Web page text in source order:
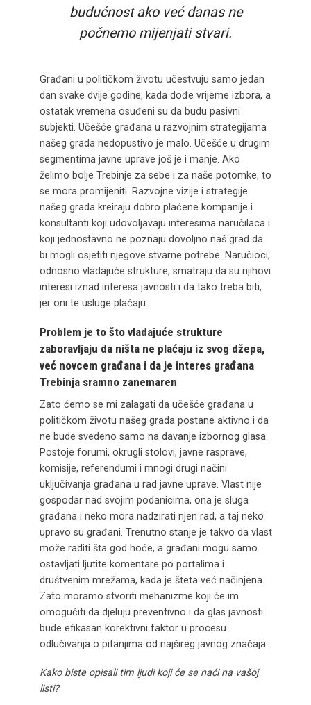
budućnost ako već danas ne
počnemo mijenjati stvari.
Građani u političkom životu učestvuju samo jedan
dan svake dvije godine, kada dođe vrijeme izbora, a
ostatak vremena osuđeni su da budu pasivni
subjekti. Učešće građana u razvojnim strategijama
našeg grada nedopustivo je malo. Učešće u drugim
segmentima javne uprave još je i manje. Ako
želimo bolje Trebinje za sebe i za naše potomke, to
se mora promijeniti. Razvojne vizije i strategije
našeg grada kreiraju dobro plaćene kompanije i
konsultanti koji udovoljavaju interesima naručilaca i
koji jednostavno ne poznaju dovoljno naš grad da
bi mogli osjetiti njegove stvarne potrebe. Naručioci,
odnosno vladajuće strukture, smatraju da su njihovi
interesi iznad interesa javnosti i da tako treba biti,
jer oni te usluge plaćaju.
Problem je to što vladajuće strukture
zaboravljaju da ništa ne plaćaju iz svog džepa,
već novcem građana i da je interes građana
Trebinja sramno zanemaren
Zato ćemo se mi zalagati da učešće građana u
političkom životu našeg grada postane aktivno i da
ne bude svedeno samo na davanje izbornog glasa.
Postoje forumi, okrugli stolovi, javne rasprave,
komisije, referendumi i mnogi drugi načini
uključivanja građana u rad javne uprave. Vlast nije
gospodar nad svojim podanicima, ona je sluga
građana i neko mora nadzirati njen rad, a taj neko
upravo su građani. Trenutno stanje je takvo da vlast
može raditi šta god hoće, a građani mogu samo
ostavljati ljutite komentare po portalima i
društvenim mrežama, kada je šteta već načinjena.
Zato moramo stvoriti mehanizme koji će im
omogućiti da djeluju preventivno i da glas javnosti
bude efikasan korektivni faktor u procesu
odlučivanja o pitanjima od najšireg javnog značaja.
Kako biste opisali tim ljudi koji će se naći na vašoj
listi?